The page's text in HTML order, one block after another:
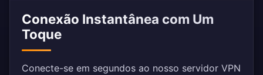
Conexão Instantânea com Um
Toque
Conecte-se em segundos ao nosso servidor VPN